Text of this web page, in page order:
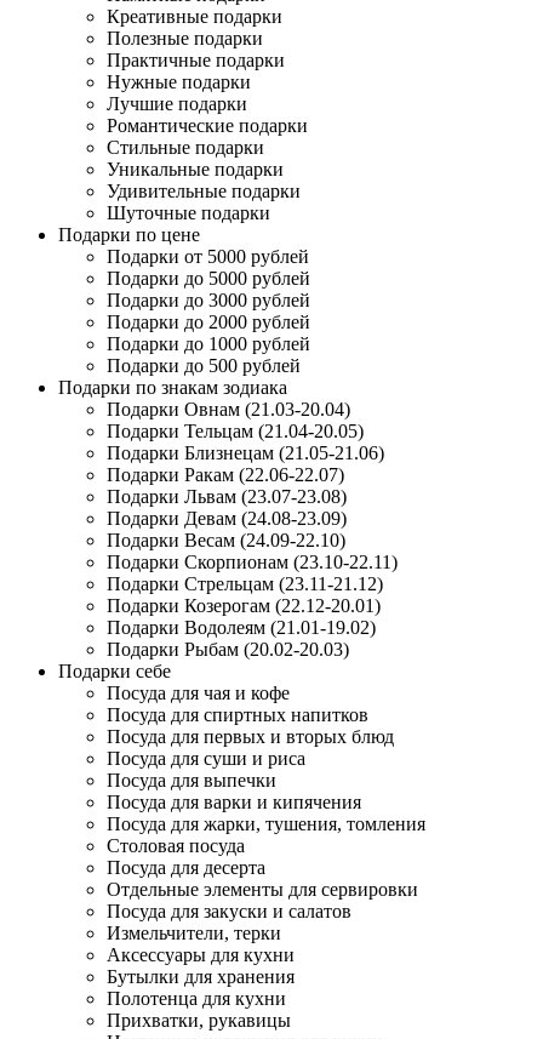
Креативные подарки
Полезные подарки
Практичные подарки
Нужные подарки
Лучшие подарки
Романтические подарки
Стильные подарки
Уникальные подарки
Удивительные подарки
Шуточные подарки
Подарки по цене
Подарки от 5000 рублей
Подарки до 5000 рублей
Подарки до 3000 рублей
Подарки до 2000 рублей
Подарки до 1000 рублей
Подарки до 500 рублей
Подарки по знакам зодиака
Подарки Овнам (21.03-20.04)
Подарки Тельцам (21.04-20.05)
Подарки Близнецам (21.05-21.06)
Подарки Ракам (22.06-22.07)
Подарки Львам (23.07-23.08)
Подарки Девам (24.08-23.09)
Подарки Весам (24.09-22.10)
Подарки Скорпионам (23.10-22.11)
Подарки Стрельцам (23.11-21.12)
Подарки Козерогам (22.12-20.01)
Подарки Водолеям (21.01-19.02)
Подарки Рыбам (20.02-20.03)
Подарки себе
Посуда для чая и кофе
Посуда для спиртных напитков
Посуда для первых и вторых блюд
Посуда для суши и риса
Посуда для выпечки
Посуда для варки и кипячения
Посуда для жарки, тушения, томления
Столовая посуда
Посуда для десерта
Отдельные элементы для сервировки
Посуда для закуски и салатов
Измельчители, терки
Аксессуары для кухни
Бутылки для хранения
Полотенца для кухни
Прихватки, рукавицы